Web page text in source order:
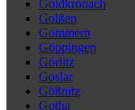
Goldkronach
Golßen
Gommern
Göppingen
Görlitz
Goslar
Gößnitz
Gotha